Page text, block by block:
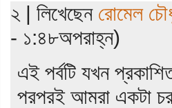
২ | লিখেছেন রোমেল
- ১:৪৮অপরাহ্ন)
এই পর্বটি যখন
পরপরই আমরা একটা